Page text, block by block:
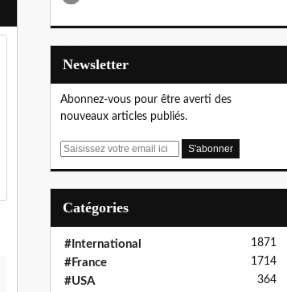
Newsletter
Abonnez-vous pour être averti des
nouveaux articles publiés.
E
Catégories
#International 1871
#France 1714
#USA 364